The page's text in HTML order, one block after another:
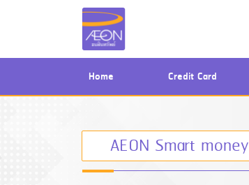
Home Credit Card
AEON Smart money